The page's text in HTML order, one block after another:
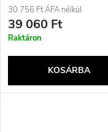
30 756 Ft ÁFA nélkül
39 060 Ft
Raktáron
KOSÁRBA